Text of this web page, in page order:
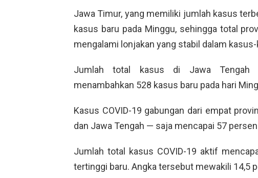
Jawa Timur, yang memiliki jumlah kasus
kasus baru pada Minggu, sehingga total
mengalami lonjakan yang stabil dalam
Jumlah total kasus di Jawa Tengah
menambahkan 528 kasus baru pada hari
Kasus COVID-19 gabungan dari empat
dan Jawa Tengah — saja mencapai 57
Jumlah total kasus COVID-19 aktif
tertinggi baru. Angka tersebut mewakili 14,5